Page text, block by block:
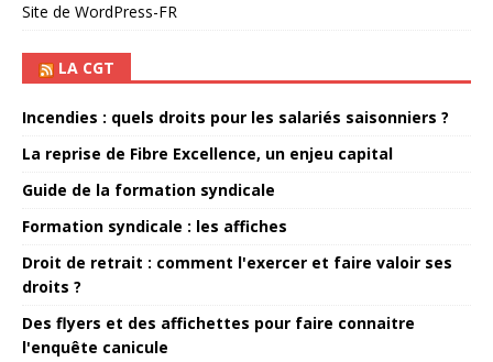
Site de WordPress-FR
LA CGT
Incendies : quels droits pour les salariés saisonniers ?
La reprise de Fibre Excellence, un enjeu capital
Guide de la formation syndicale
Formation syndicale : les affiches
Droit de retrait : comment l'exercer et faire valoir ses
droits ?
Des flyers et des affichettes pour faire connaitre
l'enquête canicule